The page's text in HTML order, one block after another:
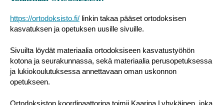
https://ortodoksisto.fi/ linkin takaa pääset ortodoksisen
kasvatuksen ja opetuksen uusille sivuille.
Sivuilta löydät materiaalia ortodoksiseen kasvatustyöhön
kotona ja seurakunnassa, sekä materiaalia perusopetuksessa
ja lukiokoulutuksessa annettavaan oman uskonnon
opetukseen.
Ortodoksiston koordinaattorina toimii Kaarina Lyhykäinen, joka